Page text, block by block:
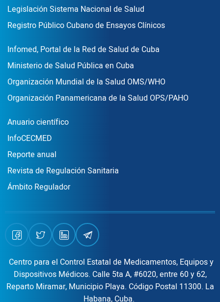
Legislación Sistema Nacional de Salud
Registro Público Cubano de Ensayos Clínicos
Enlace Footer3
Infomed, Portal de la Red de Salud de Cuba
Ministerio de Salud Pública en Cuba
Organización Mundial de la Salud OMS/WHO
Organización Panamericana de la Salud OPS/PAHO
Publicaciones
Anuario científico
InfoCECMED
Reporte anual
Revista de Regulación Sanitaria
Ámbito Regulador
Centro para el Control Estatal de Medicamentos, Equipos y
Dispositivos Médicos. Calle 5ta A, #6020, entre 60 y 62,
Reparto Miramar, Municipio Playa. Código Postal 11300. La
Habana, Cuba.